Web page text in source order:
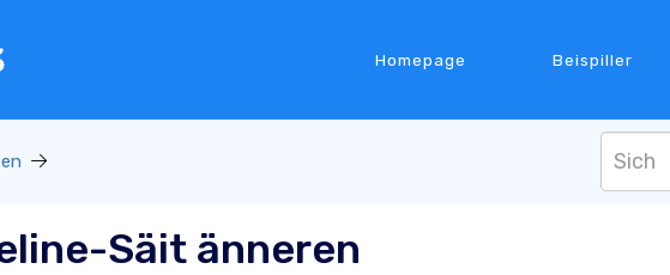
Homepage Beispiller
Säit änneren